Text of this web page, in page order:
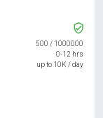
500 / 1000000
0-12 hrs
up to 10K / day